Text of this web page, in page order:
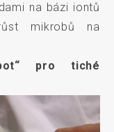
na bázi iontů
mikrobů na
pro tiché